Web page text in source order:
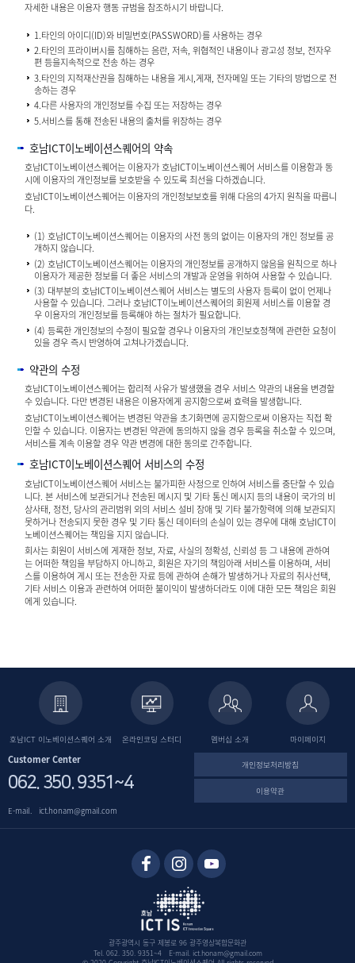
자세한 내용은 이용자 행동 규범을 참조하시기 바랍니다.
1.타인의 아이디(ID)와 비밀번호(PASSWORD)를 사용하는 경우
2.타인의 프라이버시를 침해하는 음란, 저속, 위협적인 내용이나 광고성 정보, 전자우
편 등을지속적으로 전송 하는 경우
3.타인의 지적재산권을 침해하는 내용을 게시,게재, 전자메일 또는 기타의 방법으로 전
송하는 경우
4.다른 사용자의 개인정보를 수집 또는 저장하는 경우
5.서비스를 통해 전송된 내용의 출처를 위장하는 경우
호남ICT이노베이션스퀘어의 약속
호남ICT이노베이션스퀘어는 이용자가 호남ICT이노베이션스퀘어 서비스를 이용함과 동
시에 이용자의 개인정보를 보호받을 수 있도록 최선을 다하겠습니다.
호남ICT이노베이션스퀘어는 이용자의 개인정보보호를 위해 다음의 4가지 원칙을 따릅니
다.
(1) 호남ICT이노베이션스퀘어는 이용자의 사전 동의 없이는 이용자의 개인 정보를 공
개하지 않습니다.
(2) 호남ICT이노베이션스퀘어는 이용자의 개인정보를 공개하지 않음을 원칙으로 하나
이용자가 제공한 정보를 더 좋은 서비스의 개발과 운영을 위하여 사용할 수 있습니다.
(3) 대부분의 호남ICT이노베이션스퀘어 서비스는 별도의 사용자 등록이 없이 언제나
사용할 수 있습니다. 그러나 호남ICT이노베이션스퀘어의 회원제 서비스를 이용할 경
우 이용자의 개인정보를 등록해야 하는 절차가 필요합니다.
(4) 등록한 개인정보의 수정이 필요할 경우나 이용자의 개인보호정책에 관련한 요청이
있을 경우 즉시 반영하여 고쳐나가겠습니다.
약관의 수정
호남ICT이노베이션스퀘어는 합리적 사유가 발생했을 경우 서비스 약관의 내용을 변경할
수 있습니다. 다만 변경된 내용은 이용자에게 공지함으로써 효력을 발생합니다.
호남ICT이노베이션스퀘어는 변경된 약관을 초기화면에 공지함으로써 이용자는 직접 확
인할 수 있습니다. 이용자는 변경된 약관에 동의하지 않을 경우 등록을 취소할 수 있으며,
서비스를 계속 이용할 경우 약관 변경에 대한 동의로 간주합니다.
호남ICT이노베이션스퀘어 서비스의 수정
호남ICT이노베이션스퀘어 서비스는 불가피한 사정으로 인하여 서비스를 중단할 수 있습
니다. 본 서비스에 보관되거나 전송된 메시지 및 기타 통신 메시지 등의 내용이 국가의 비
상사태, 정전, 당사의 관리범위 외의 서비스 설비 장애 및 기타 불가항력에 의해 보관되지
못하거나 전송되지 못한 경우 및 기타 통신 데이터의 손실이 있는 경우에 대해 호남ICT이
노베이션스퀘어는 책임을 지지 않습니다.
회사는 회원이 서비스에 게재한 정보, 자료, 사실의 정확성, 신뢰성 등 그 내용에 관하여
는 어떠한 책임을 부담하지 아니하고, 회원은 자기의 책임아래 서비스를 이용하며, 서비
스를 이용하여 게시 또는 전송한 자료 등에 관하여 손해가 발생하거나 자료의 취사선택,
기타 서비스 이용과 관련하여 어떠한 불이익이 발생하더라도 이에 대한 모든 책임은 회원
에게 있습니다.
호남ICT 이노베이션스퀘어 소개 온라인코딩 스터디 멤버십 소개 마이페이지
Customer Center
062. 350. 9351~4
E-mail. ict.honam@gmail.com
개인정보처리방침
이용약관
광주광역시 동구 제봉로 96 광주영상복합문화관
Tel. 062. 350. 9351~4 E-mail. ict.honam@gmail.com